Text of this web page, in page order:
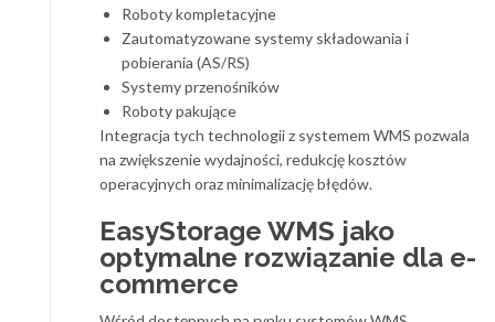
Roboty kompletacyjne
Zautomatyzowane systemy składowania i
pobierania (AS/RS)
Systemy przenośników
Roboty pakujące
Integracja tych technologii z systemem WMS pozwala
na zwiększenie wydajności, redukcję kosztów
operacyjnych oraz minimalizację błędów.
EasyStorage WMS jako
optymalne rozwiązanie dla e-
commerce